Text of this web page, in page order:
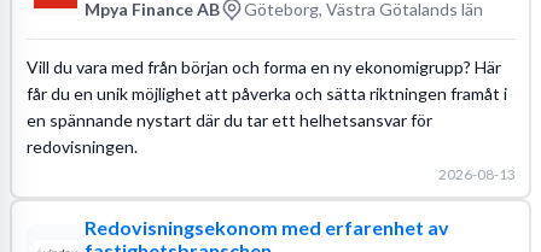
Mpya Finance AB Göteborg, Västra Götalands län
Vill du vara med från början och forma en ny ekonomigrupp? Här
får du en unik möjlighet att påverka och sätta riktningen framåt i
en spännande nystart där du tar ett helhetsansvar för
redovisningen.
2026-08-13
Redovisningsekonom med erfarenhet av